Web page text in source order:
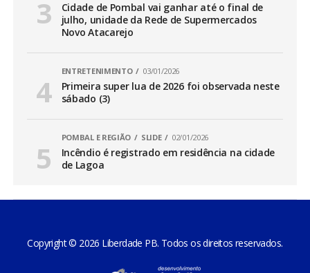
Cidade de Pombal vai ganhar até o final de
julho, unidade da Rede de Supermercados
Novo Atacarejo
ENTRETENIMENTO 03/01/2026
Primeira super lua de 2026 foi observada neste
sábado (3)
POMBAL E REGIÃO SLIDE 02/01/2026
Incêndio é registrado em residência na cidade
de Lagoa
Copyright © 2026 Liberdade PB. Todos os direitos reservados.